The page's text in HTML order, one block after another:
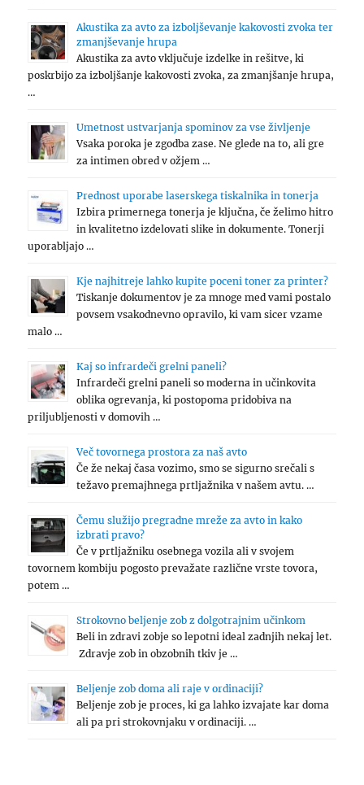
Akustika za avto za izboljševanje kakovosti zvoka ter
zmanjševanje hrupa
Akustika za avto vključuje izdelke in rešitve, ki
poskrbijo za izboljšanje kakovosti zvoka, za zmanjšanje hrupa,
…
Umetnost ustvarjanja spominov za vse življenje
Vsaka poroka je zgodba zase. Ne glede na to, ali gre
za intimen obred v ožjem …
Prednost uporabe laserskega tiskalnika in tonerja
Izbira primernega tonerja je ključna, če želimo hitro
in kvalitetno izdelovati slike in dokumente. Tonerji
uporabljajo …
Kje najhitreje lahko kupite poceni toner za printer?
Tiskanje dokumentov je za mnoge med vami postalo
povsem vsakodnevno opravilo, ki vam sicer vzame
malo …
Kaj so infrardeči grelni paneli?
Infrardeči grelni paneli so moderna in učinkovita
oblika ogrevanja, ki postopoma pridobiva na
priljubljenosti v domovih …
Več tovornega prostora za naš avto
Če že nekaj časa vozimo, smo se sigurno srečali s
težavo premajhnega prtljažnika v našem avtu. …
Čemu služijo pregradne mreže za avto in kako
izbrati pravo?
Če v prtljažniku osebnega vozila ali v svojem
tovornem kombiju pogosto prevažate različne vrste tovora,
potem …
Strokovno beljenje zob z dolgotrajnim učinkom
Beli in zdravi zobje so lepotni ideal zadnjih nekaj let.
Zdravje zob in obzobnih tkiv je …
Beljenje zob doma ali raje v ordinaciji?
Beljenje zob je proces, ki ga lahko izvajate kar doma
ali pa pri strokovnjaku v ordinaciji. …